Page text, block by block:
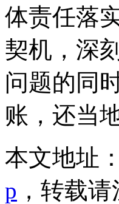
体责任落
契机，深
问题的同
账，还当
本文地址：
p ，转载请